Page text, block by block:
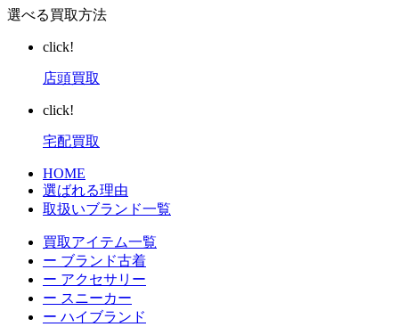
選べる買取方法
click!
店頭買取
click!
宅配買取
HOME
選ばれる理由
取扱いブランド一覧
買取アイテム一覧
ー ブランド古着
ー アクセサリー
ー スニーカー
ー ハイブランド